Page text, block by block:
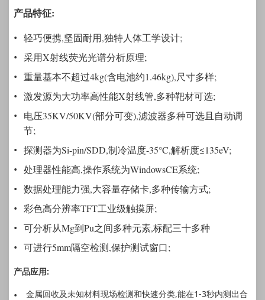
产品特征:
轻巧便携,坚固耐用,独特人体工学设计;
采用X射线荧光光谱分析原理;
重量基本不超过4kg(含电池约1.46kg),尺寸多样;
激发源为大功率高性能X射线管,多种靶材可选;
电压35KV/50KV(部分可变),滤波器多种可选且自动调
节;
探测器为Si-pin/SDD,制冷温度-35°C,解析度≤135eV;
处理器性能高,操作系统为WindowsCE系统;
数据处理能力强,大容量存储卡,多种传输方式;
彩色高分辨率TFT工业级触摸屏;
可分析从Mg到Pu之间多种元素,标配三十多种
可进行5mm隔空检测,保护测试窗口;
产品应用:
金属回收及未知材料现场检测和快速分类,能在1-3秒内测出合